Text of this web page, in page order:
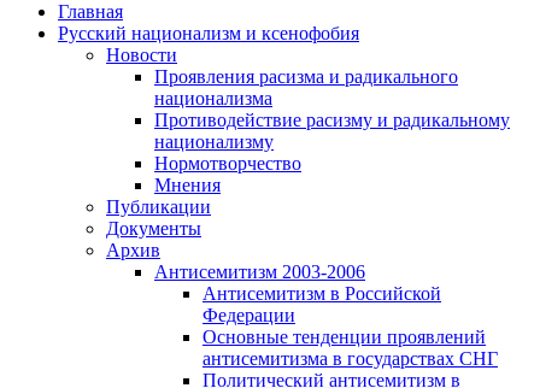
Главная
Русский национализм и ксенофобия
Новости
Проявления расизма и радикального
национализма
Противодействие расизму и радикальному
национализму
Нормотворчество
Мнения
Публикации
Документы
Архив
Антисемитизм 2003-2006
Антисемитизм в Российской
Федерации
Основные тенденции проявлений
антисемитизма в государствах СНГ
Политический антисемитизм в